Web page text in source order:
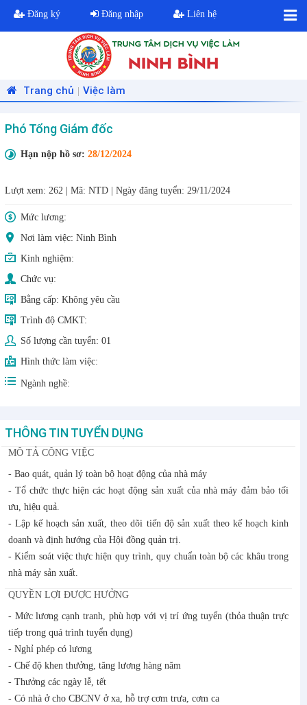
Đăng ký Đăng nhập Liên hệ
Trang chủ Việc làm
Phó Tổng Giám đốc
Hạn nộp hồ sơ: 28/12/2024
Lượt xem: 262 Mã: NTD Ngày đăng tuyển: 29/11/2024
Mức lương:
Nơi làm việc: Ninh Bình
Kinh nghiệm:
Chức vụ:
Bằng cấp: Không yêu cầu
Trình độ CMKT:
Số lượng cần tuyển: 01
Hình thức làm việc:
Ngành nghề:
THÔNG TIN TUYỂN DỤNG
MÔ TẢ CÔNG VIỆC
- Bao quát, quản lý toàn bộ hoạt động của nhà máy
- Tổ chức thực hiện các hoạt động sản xuất của nhà máy đảm bảo tối
ưu, hiệu quả.
- Lập kế hoạch sản xuất, theo dõi tiến độ sản xuất theo kế hoạch kinh
doanh và định hướng của Hội đồng quản trị.
- Kiểm soát việc thực hiện quy trình, quy chuẩn toàn bộ các khâu trong
nhà máy sản xuất.
QUYỀN LỢI ĐƯỢC HƯỞNG
- Mức lương cạnh tranh, phù hợp với vị trí ứng tuyển (thỏa thuận trực
tiếp trong quá trình tuyển dụng)
- Nghỉ phép có lương
- Chế độ khen thưởng, tăng lương hàng năm
- Thưởng các ngày lễ, tết
- Có nhà ở cho CBCNV ở xa, hỗ trợ cơm trưa, cơm ca